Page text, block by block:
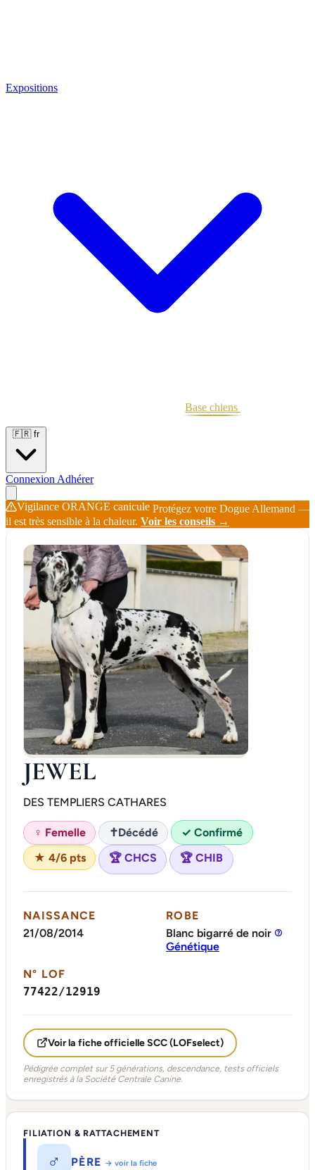
Expositions
Base chiens
🇫🇷 fr
Connexion Adhérer
Vigilance ORANGE canicule Protégez votre Dogue Allemand —
il est très sensible à la chaleur. Voir les conseils →
JEWEL
DES TEMPLIERS CATHARES
♀ Femelle ✝Décédé
✓ Confirmé
★ 4/6 pts
🏆 CHCS 🏆 CHIB
NAISSANCE
21/08/2014
ROBE
Blanc bigarré de noir
Génétique
N° LOF
77422/12919
Voir la fiche officielle SCC (LOFselect)
Pédigrée complet sur 5 générations, descendance, tests officiels
enregistrés à la Société Centrale Canine.
FILIATION & RATTACHEMENT
♂ PÈRE → voir la fiche